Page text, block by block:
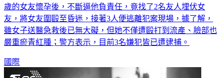
歲的女友懷孕後，不斷逼他負責任，竟找了2名友人埋伏女
友，將女友圍毆至昏迷，接著3人便逃離犯案現場，據了解，
雖女子送醫急救後已無大礙，但她不僅遭毆打到流產、臉部也
嚴重瘀青紅腫；警方表示，目前3名嫌犯皆已遭逮捕。
國際